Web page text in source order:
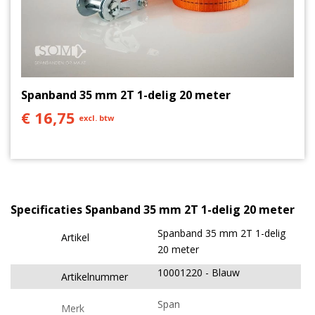
Spanband 35 mm 2T 1-delig 20 meter
€ 16,75 excl. btw
Specificaties Spanband 35 mm 2T 1-delig 20 meter
Artikel
Spanband 35 mm 2T 1-delig
20 meter
Artikelnummer 10001220 Blauw
Merk Span